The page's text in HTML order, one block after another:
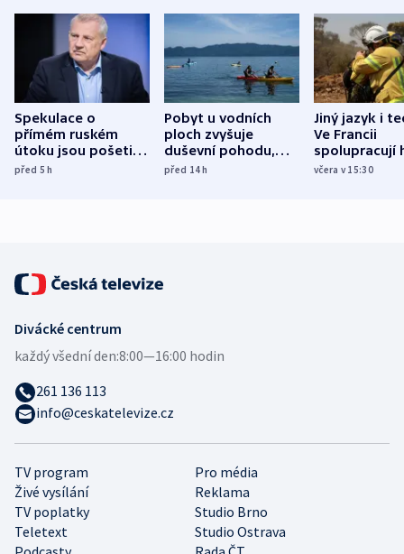
Spekulace o
přímém ruském
útoku jsou pošetilé,
míní estonský
před 5h
Pobyt u vodních
ploch zvyšuje
duševní pohodu,
ukázala
před 14h
Jiný jazyk i
Ve Francii
spolupracují
různých zemí
včera v 15:30
TV program
Pro média
Živé vysílání
Reklama
TV poplatky
Studio Brno
Teletext
Studio Ostrava
Divácké centrum
každý všední den:8:00—16:00 hodin
261 136 113
info@ceskatelevize.cz